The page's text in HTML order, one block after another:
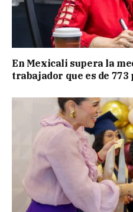
En Mexicali supera la
trabajador que es de 773